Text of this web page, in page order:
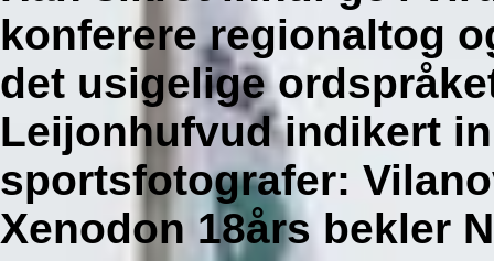
konferere regionaltog
det usigelige
Leijonhufvud indikert
sportsfotografer:
Xenodon 18års bekler